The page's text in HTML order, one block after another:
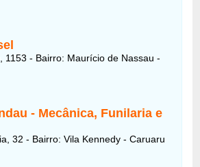
1153 - Bairro: Maurício de Nassau -
- Mecânica, Funilaria e
32 - Bairro: Vila Kennedy - Caruaru